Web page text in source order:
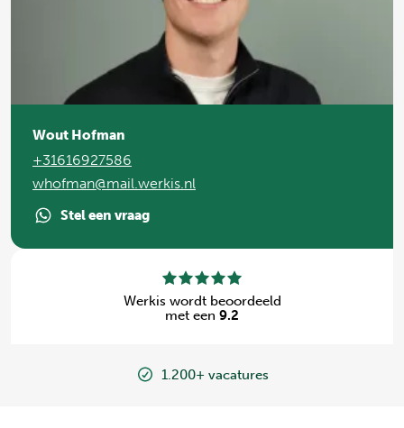
Wout Hofman
+31616927586
whofman@mail.werkis.nl
Stel een vraag
Werkis wordt beoordeeld
met een 9.2
1.200+ vacatures